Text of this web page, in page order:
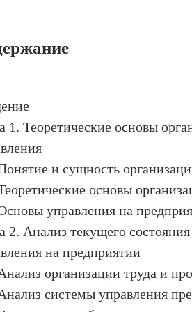
1. Теоретические основы
и сущность
основы
управления на
2. Анализ текущего
на предприятии
организации труда и
системы управления